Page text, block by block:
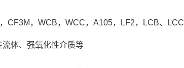
CF3M，WCB，WCC，A105，LF2，LCB、LCC
体、强氧化性介质等